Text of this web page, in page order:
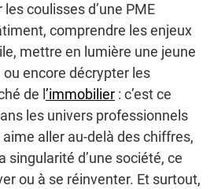
coulisses d’une PME
comprendre les enjeux
mettre en lumière une jeune
encore décrypter les
de l ’immobilier : c’est ce
les univers professionnels
aller au-delà des chiffres,
singularité d’une société, ce
ou à se réinventer. Et surtout,